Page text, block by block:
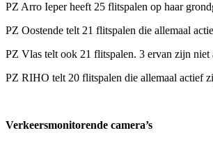
PZ Arro Ieper heeft 25 flitspalen op haar
PZ Oostende telt 21 flitspalen die allemaal
PZ Vlas telt ook 21 flitspalen. 3 ervan zijn niet
PZ RIHO telt 20 flitspalen die allemaal actief
Verkeersmonitorende camera’s